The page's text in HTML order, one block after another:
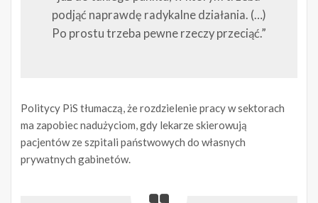
podjąć naprawdę radykalne działania. (…)
Po prostu trzeba pewne rzeczy przeciąć.”
Politycy PiS tłumaczą, że rozdzielenie pracy w sektorach
ma zapobiec nadużyciom, gdy lekarze skierowują
pacjentów ze szpitali państwowych do własnych
prywatnych gabinetów.